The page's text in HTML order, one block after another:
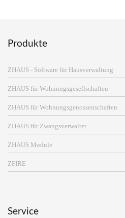
Produkte
ZHAUS - Software für Hausverwaltung
ZHAUS für Wohnungsgesellschaften
ZHAUS für Wohnungsgenossenschaften
ZHAUS für Zwangsverwalter
ZHAUS Module
ZFIRE
Service